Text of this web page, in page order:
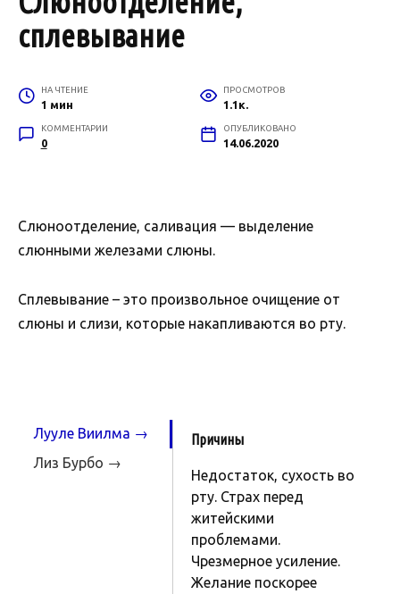
сплевывание
НА ЧТЕНИЕ
1 мин
ПРОСМОТРОВ
1.1к.
КОММЕНТАРИИ
0
ОПУБЛИКОВАНО
14.06.2020
Слюноотделение, саливация — выделение
слюнными железами слюны.
Сплевывание – это произвольное очищение от
слюны и слизи, которые накапливаются во рту.
Лууле Виилма →
Лиз Бурбо →
Причины
Недостаток, сухость во
рту. Страх перед
житейскими
проблемами.
Чрезмерное усиление.
Желание поскорее